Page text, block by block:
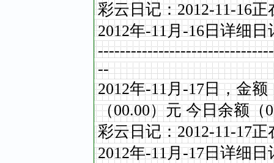
彩云日记：2012-11-16正
2012年-11月-16日详细日
--
2012年-11月-17日，金额
（00.00）元 今日余额（
彩云日记：2012-11-17正
2012年-11月-17日详细日